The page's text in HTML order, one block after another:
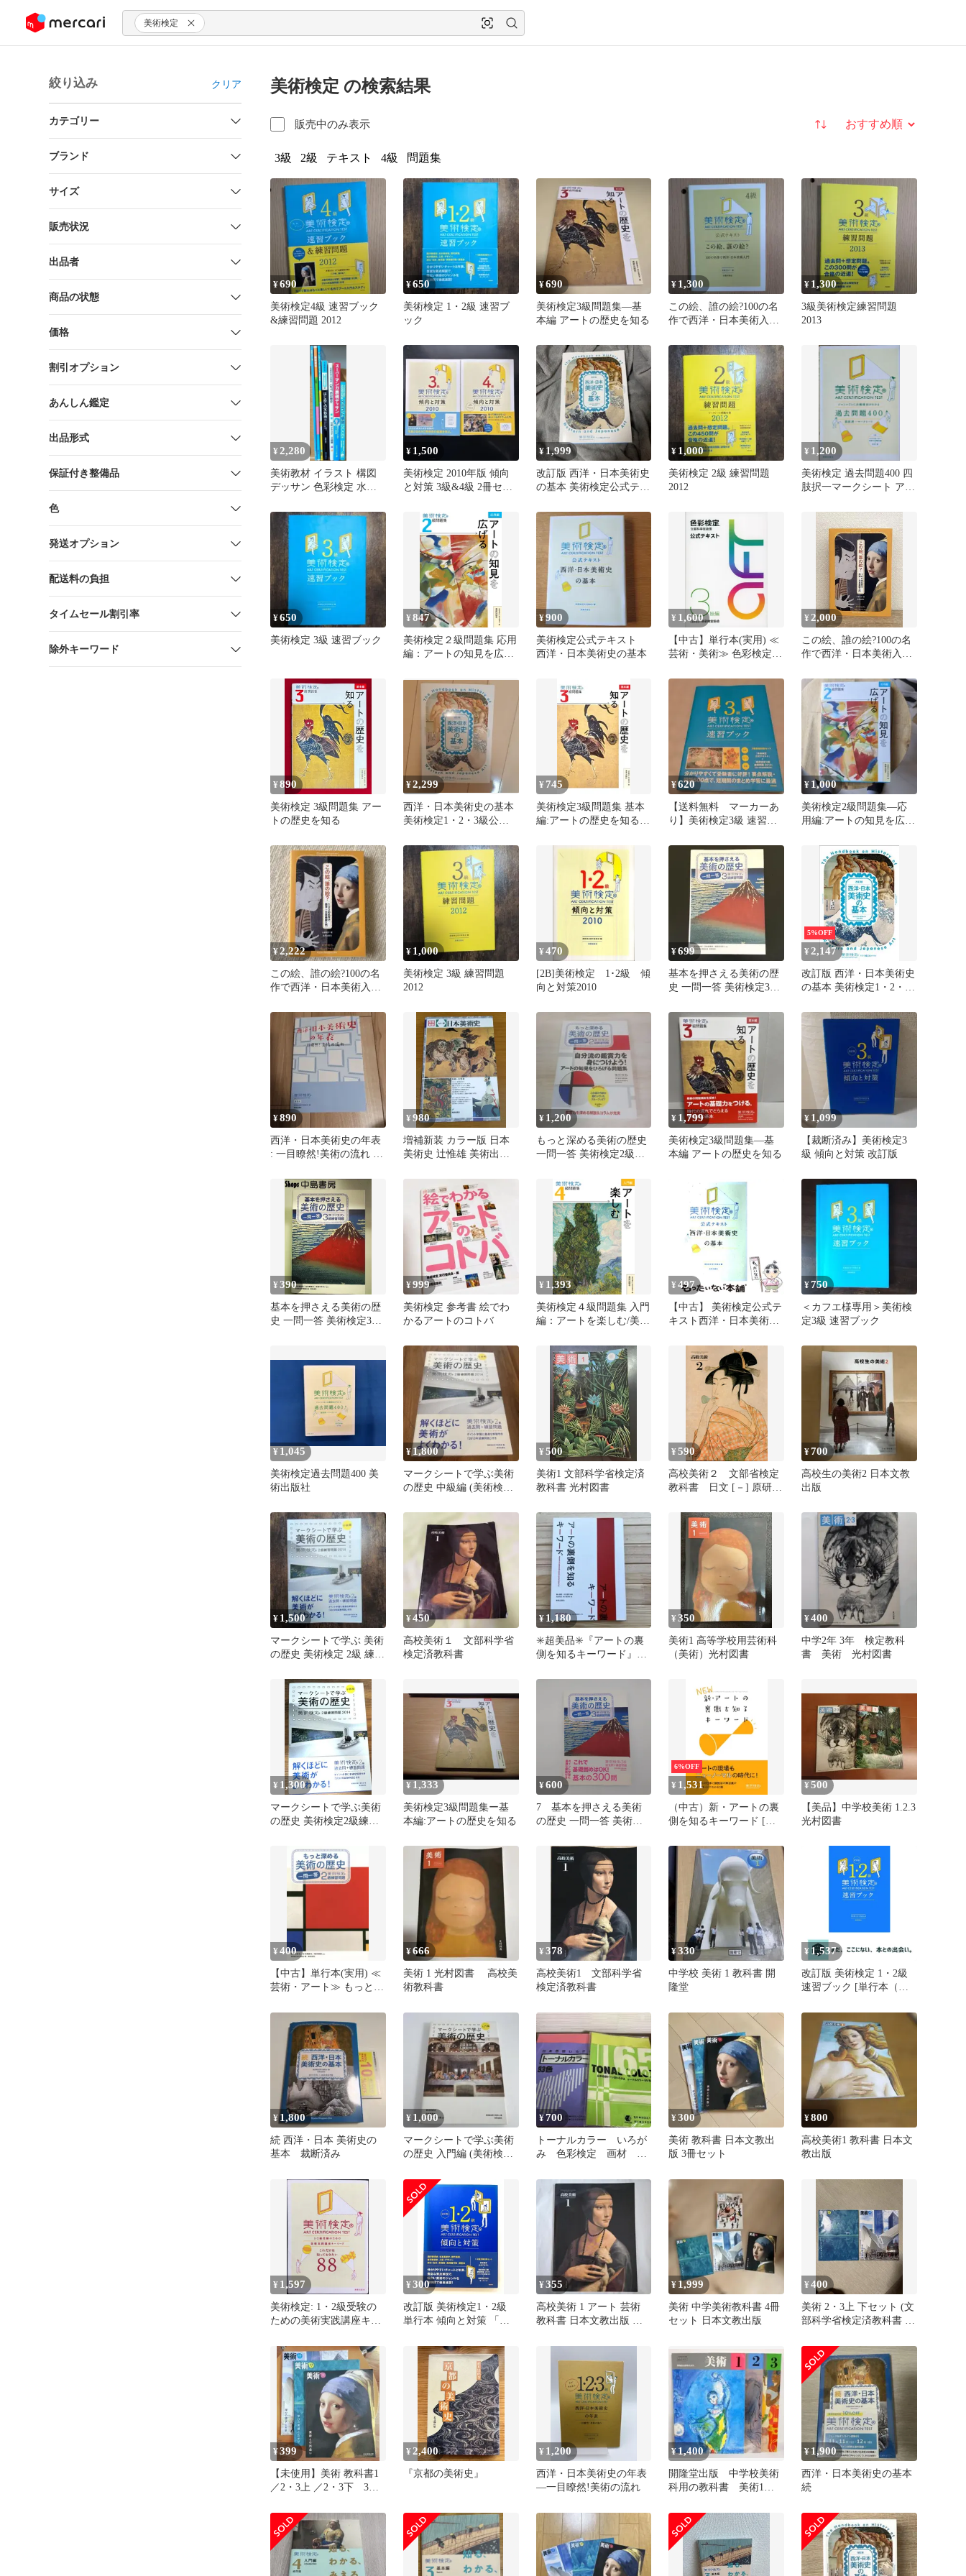
ツにスキップ 美術検定
絞り込み クリア
カテゴリー
ブランド
サイズ
販売状況
出品者
商品の状態
価格
割引オプション
あんしん鑑定
出品形式
保証付き整備品
色
発送オプション
配送料の負担
タイムセール割引率
除外キーワード
美術検定 の検索結果
販売中のみ表示 並び替え
3級 2級 テキスト 4級 問題集
¥690
美術検定4級 速習ブック
&練習問題 2012
¥650
美術検定 1・2級 速習ブ
ック
¥690
美術検定3級問題集―基
本編 アートの歴史を知る
¥ 1,300
この絵、誰の絵?100の名
作で西洋・日本美術入門
¥ 1,300
3級美術検定練習問題
2013
¥ 2,280
美術教材 イラスト 構図
デッサン 色彩検定 水彩
¥ 1,500
美術検定 2010年版 傾向
と対策 3級&4級 2冊セッ
¥1,999
改訂版 西洋・日本美術史
の基本 美術検定公式テキ
¥ 1,000
美術検定 2級 練習問題
2012
¥ 1,200
美術検定 過去問題400 四
肢択一マークシート アー
¥650
美術検定 3級 速習ブック
¥847
美術検定２級問題集 応用
編：アートの知見を広げ
実行委員会（単行本（ソ
フトカバー））
¥900
美術検定公式テキスト
西洋・日本美術史の基本
¥ 1,600
【中古】単行本(実用) ≪
芸術・美術≫ 色彩検定
年改訂版]
¥ 2,000
この絵、誰の絵?100の名
作で西洋・日本美術入門
¥890
美術検定 3級問題集 アー
トの歴史を知る
¥2,299
西洋・日本美術史の基本
美術検定1・2・3級公式
¥ 745
美術検定3級問題集 基本
編:アートの歴史を知る／
¥620
【送料無料 マーカーあ
り】美術検定3級 速習ブ
¥ 1,000
美術検定2級問題集―応
用編:アートの知見を広げ
¥2,222
この絵、誰の絵?100の名
作で西洋・日本美術入門
¥ 1,000
美術検定 3級 練習問題
2012
¥470
[2B]美術検定 1･2級 傾
向と対策2010
¥699
基本を押さえる美術の歴
史 一問一答 美術検定3級
5%OFF
¥ 2,147
改訂版 西洋・日本美術史
の基本 美術検定1・2・3
¥890
西洋・日本美術史の年表
: 一目瞭然!美術の流れ :
¥980
増補新装 カラー版 日本
美術史 辻惟雄 美術出版
¥ 1,200
もっと深める美術の歴史
一問一答 美術検定2級練
¥ 1,799
美術検定3級問題集―基
本編 アートの歴史を知る
¥ 1,099
【裁断済み】美術検定3
級 傾向と対策 改訂版
¥390
基本を押さえる美術の歴
史 一問一答 美術検定3級
¥999
美術検定 参考書 絵でわ
かるアートのコトバ
¥ 1,393
美術検定４級問題集 入門
編：アートを楽しむ/美術
委員会（単行本（ソフト
カバー））
¥ 497
【中古】 美術検定公式テ
キスト西洋・日本美術史
行委員会、原田光 堀元彰
/ 美術出版社
¥750
＜カフエ様専用＞美術検
定3級 速習ブック
¥ 1,045
美術検定過去問題400 美
術出版社
¥1,800
マークシートで学ぶ美術
の歴史 中級編 (美術検定2
¥500
美術1 文部科学省検定済
教科書 光村図書
¥590
高校美術２ 文部省検定
教科書 日文 [－] 原研
¥700
高校生の美術2 日本文教
出版
¥ 1,500
マークシートで学ぶ 美術
の歴史 美術検定 2級 練習
¥450
高校美術１ 文部科学省
検定済教科書
¥ 1,180
✳️超美品✳️『アートの裏
側を知るキーワード』美
¥350
美術1 高等学校用芸術科
（美術）光村図書
¥400
中学2年 3年 検定教科
書 美術 光村図書
¥ 1,300
マークシートで学ぶ美術
の歴史 美術検定2級練習
¥ 1,333
美術検定3級問題集ー基
本編:アートの歴史を知る
¥600
7 基本を押さえる美術
の歴史 一問一答 美術検
に関する注意事項有り
【中古】
6%OFF
¥ 1,531
（中古）新・アートの裏
側を知るキーワード [単
横山勝彦 半田滋男 「美
術検定」実行委員会
¥500
【美品】中学校美術 1.2.3
光村図書
¥400
【中古】単行本(実用) ≪
芸術・アート≫ もっと深
/ 「美術検定」実行委員
¥666
美術 1 光村図書 高校美
術教科書
¥378
高校美術1 文部科学省
検定済教科書
¥330
中学校 美術 1 教科書 開
隆堂
¥ 1,537
改訂版 美術検定 1・2級
速習ブック [単行本（ソ
実行委員会
¥1,800
続 西洋・日本 美術史の
基本 裁断済み
¥ 1,000
マークシートで学ぶ美術
の歴史 入門編 (美術検定4
20…
¥700
トーナルカラー いろが
み 色彩検定 画材 教
¥300
美術 教科書 日本文教出
版 3冊セット
¥800
高校美術1 教科書 日本文
教出版
¥ 1,597
美術検定: 1・2級受験の
ための美術実践講座キー
¥300
改訂版 美術検定1・2級
単行本 傾向と対策 「美
文平 美術出版社
¥355
高校美術 1 アート 芸術
教科書 日本文教出版 書
¥ 1,999
美術 中学美術教科書 4冊
セット 日本文教出版
¥400
美術 2・3上 下セット (文
部科学省検定済教科書 中
¥399
【未使用】美術 教科書1
／2・3上 ／2・3下 3冊
¥2,400
『京都の美術史』
¥ 1,200
西洋・日本美術史の年表
―一目瞭然!美術の流れ
¥1,400
開隆堂出版 中学校美術
科用の教科書 美術1
¥1,900
西洋・日本美術史の基本
続